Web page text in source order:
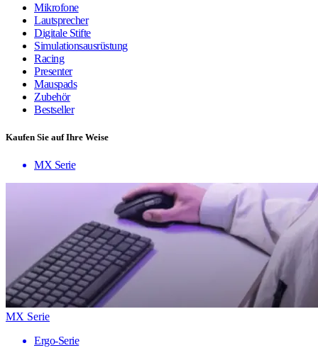
Mikrofone
Lautsprecher
Digitale Stifte
Simulationsausrüstung
Racing
Presenter
Mauspads
Zubehör
Bestseller
Kaufen Sie auf Ihre Weise
MX Serie
MX Serie
Ergo-Serie